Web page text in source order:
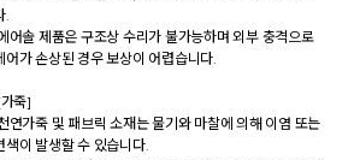
.
어가 손상된 경우 보상이 어렵습니다.
색이 발생할 수 있습니다.